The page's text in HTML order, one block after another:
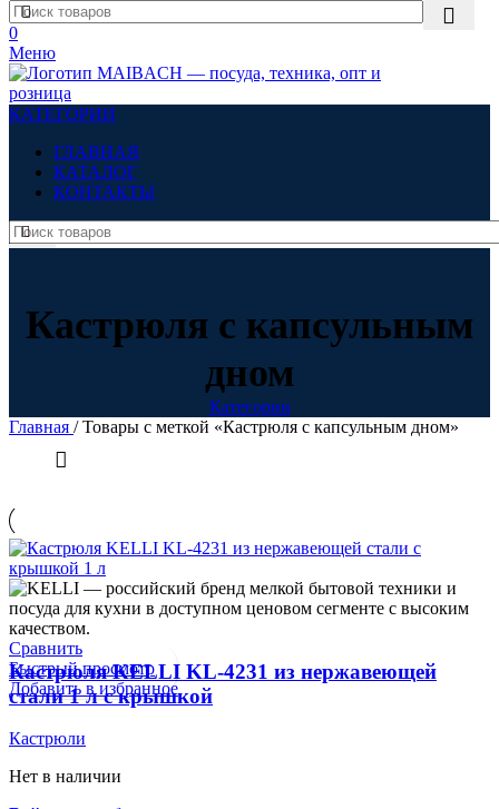
0
Меню
КАТЕГОРИИ
ГЛАВНАЯ
КАТАЛОГ
КОНТАКТЫ
Кастрюля с капсульным
дном
Категории
Главная / Товары с меткой «Кастрюля с капсульным дном»
Категории товаров
Товар Цвет
Белый
Серебряный
Сравнить
Быстрый просмотр
Добавить в избранное
Кастрюля KELLI KL-4231 из нержавеющей
стали 1 л с крышкой
Кастрюли
Нет в наличии